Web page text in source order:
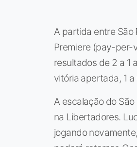
A partida entre São
Premiere (pay-per-
resultados de 2 a 1
vitória apertada, 1 a
A escalação do
na Libertadores.
jogando